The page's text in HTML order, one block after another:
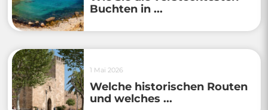
Buchten in ...
1 Mai 2026
Welche historischen Routen
und welches ...